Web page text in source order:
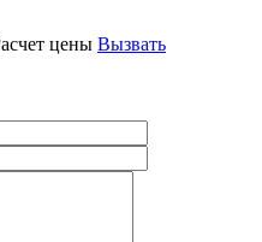
цены Вызвать